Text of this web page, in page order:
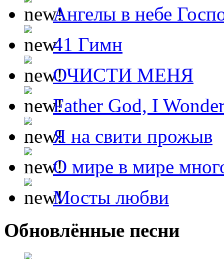
Ангелы в небе
41 Гимн
ОЧИСТИ МЕНЯ
Father God, I
Я на свити прожыв
О мире в мире
Мосты любви
Обновлённые песни